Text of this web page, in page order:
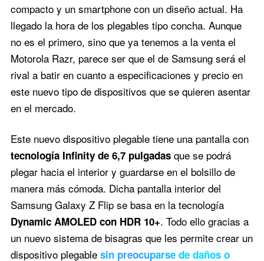
compacto y un smartphone con un diseño actual. Ha
llegado la hora de los plegables tipo concha. Aunque
no es el primero, sino que ya tenemos a la venta el
Motorola Razr, parece ser que el de Samsung será el
rival a batir en cuanto a especificaciones y precio en
este nuevo tipo de dispositivos que se quieren asentar
en el mercado.
Este nuevo dispositivo plegable tiene una pantalla con
tecnología Infinity de 6,7 pulgadasque se podrá
plegar hacia el interior y guardarse en el bolsillo de
manera más cómoda. Dicha pantalla interior del
Samsung Galaxy Z Flip se basa en la tecnología
Dynamic AMOLED con HDR 10+. Todo ello gracias a
un nuevo sistema de bisagras que les permite crear un
dispositivo plegable sin preocuparse de daños o